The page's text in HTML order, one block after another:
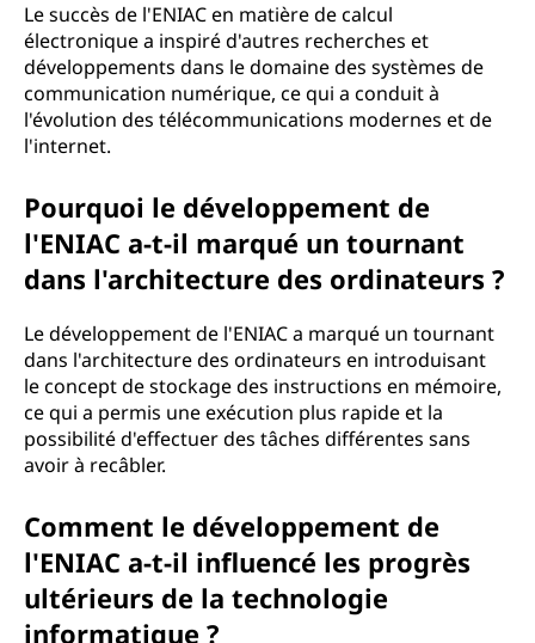
Le succès de l'ENIAC en matière de calcul
électronique a inspiré d'autres recherches et
développements dans le domaine des systèmes de
communication numérique, ce qui a conduit à
l'évolution des télécommunications modernes et de
l'internet.
Pourquoi le développement de
l'ENIAC a-t-il marqué un tournant
dans l'architecture des ordinateurs ?
Le développement de l'ENIAC a marqué un tournant
dans l'architecture des ordinateurs en introduisant
le concept de stockage des instructions en mémoire,
ce qui a permis une exécution plus rapide et la
possibilité d'effectuer des tâches différentes sans
avoir à recâbler.
Comment le développement de
l'ENIAC a-t-il influencé les progrès
ultérieurs de la technologie
informatique ?